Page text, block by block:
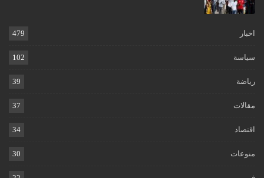
اخبار 479
سياسة 102
رياضة 39
مقالات 37
اقتصاد 34
منوعات 30